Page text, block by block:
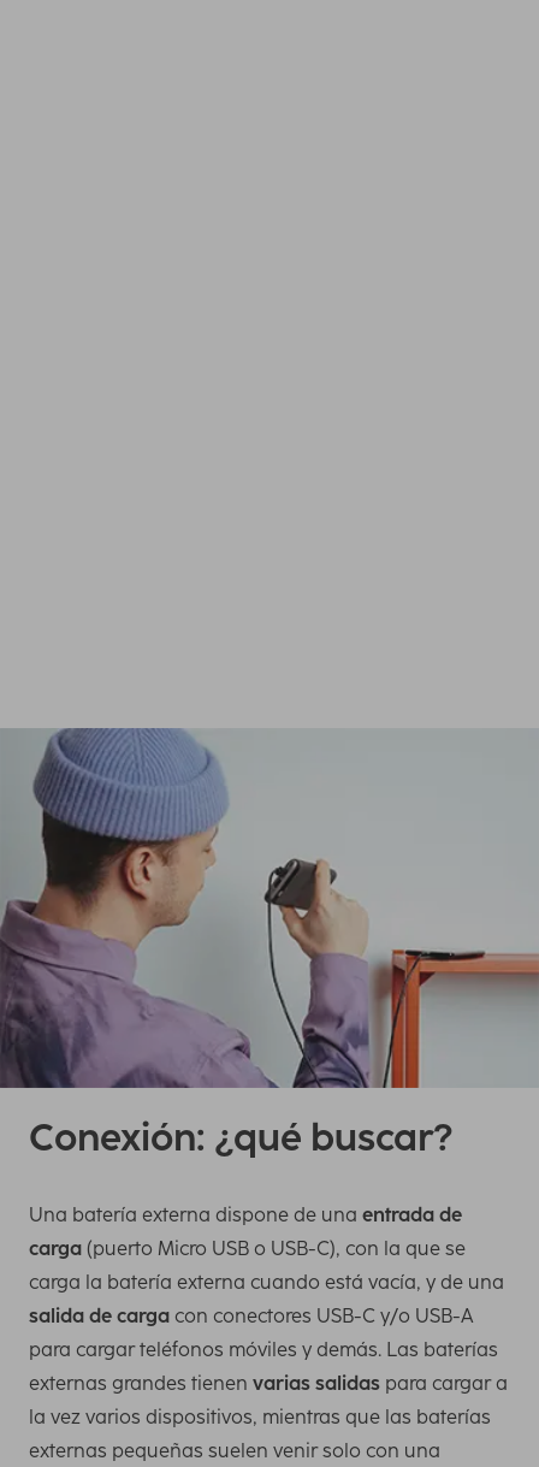
Conexión: ¿qué buscar?
Una batería externa dispone de una entrada de
carga (puerto Micro USB o USB-C), con la que se
carga la batería externa cuando está vacía, y de una
salida de carga con conectores USB-C y/o USB-A
para cargar teléfonos móviles y demás. Las baterías
externas grandes tienen varias salidas para cargar a
la vez varios dispositivos, mientras que las baterías
externas pequeñas suelen venir solo con una